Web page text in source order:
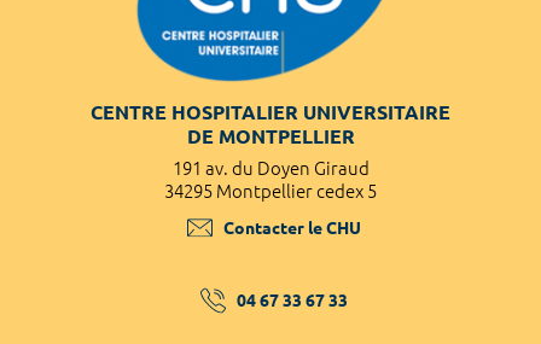
CENTRE HOSPITALIER UNIVERSITAIRE
DE MONTPELLIER
191 av. du Doyen Giraud
34295 Montpellier cedex 5
Contacter le CHU
04 67 33 67 33